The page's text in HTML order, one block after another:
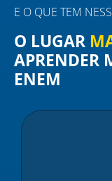
E O QUE TEM
O LUGAR
APRENDER
ENEM